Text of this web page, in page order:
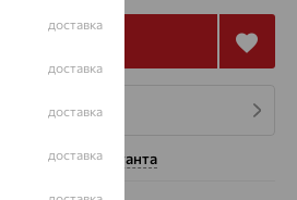
104 052₽
консультанта
доставка
доставка
доставка
доставка